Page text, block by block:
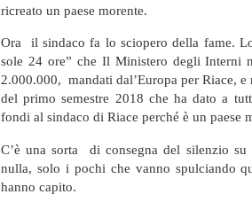
ricreato un paese morente.
Ora il sindaco fa lo sciopero della fame.
sole 24 ore” che Il Ministero degli Interni
2.000.000, mandati dal’Europa per Riace, e
del primo semestre 2018 che ha dato a
fondi al sindaco di Riace perché è un paese
C’è una sorta di consegna del silenzio su
nulla, solo i pochi che vanno spulciando
hanno capito.